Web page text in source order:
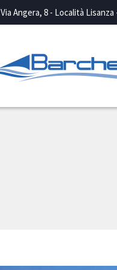
Via Angera, 8 - Località